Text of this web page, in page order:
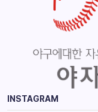
INSTAGRAM